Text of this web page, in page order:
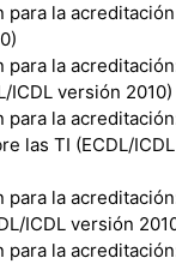
para la
para la
ICDL versión 2010)
para la
las TI (ECDL/
para la
ICDL versión
para la